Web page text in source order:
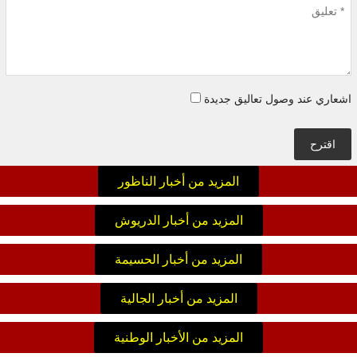
اشعاري عند وصول تعاليق جديدة
اقترح
المزيد من أخبار الناظور
المزيد من أخبار الدريوش
المزيد من أخبار الحسيمة
المزيد من أخبار الجالية
المزيد من الأخبار الوطنية